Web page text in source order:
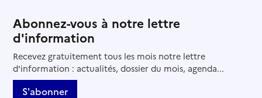
Abonnez-vous à notre lettre
d'information
Recevez gratuitement tous les mois notre lettre
d'information : actualités, dossier du mois, agenda...
S'abonner